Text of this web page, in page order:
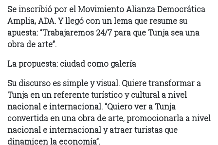
Se inscribió por el Movimiento Alianza Democrática
Amplia, ADA. Y llegó con un lema que resume su
apuesta: “Trabajaremos 24/7 para que Tunja sea una
obra de arte”.
La propuesta: ciudad como galería
Su discurso es simple y visual. Quiere transformar a
Tunja en un referente turístico y cultural a nivel
nacional e internacional. “Quiero ver a Tunja
convertida en una obra de arte, promocionarla a nivel
nacional e internacional y atraer turistas que
dinamicen la economía”.